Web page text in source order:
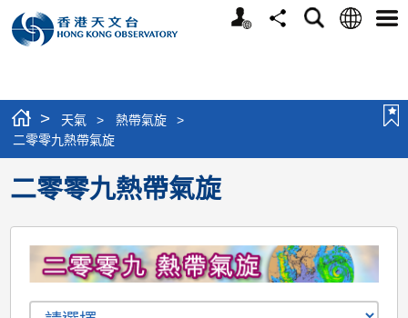
個
分
搜
語
選
> 天氣 > 熱帶氣旋
>
二零零九熱帶氣旋
二零零九熱帶氣旋